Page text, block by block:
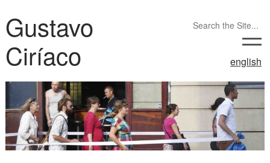
Gustavo
Ciríaco
english